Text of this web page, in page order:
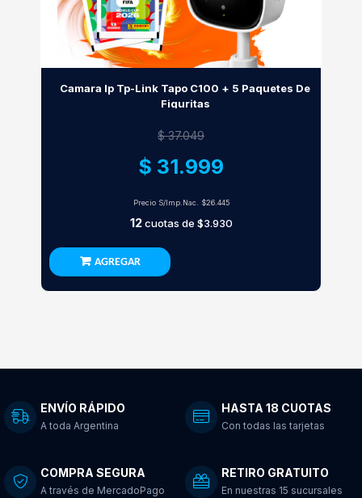
Camara Ip Tp-Link Tapo C100 + 5 Paquetes De
Figuritas
$ 37.049
$ 31.999
Precio S/Imp.Nac. $26.445
12cuotas de $3.930
AGREGAR
ENVÍO RÁPIDO
A toda Argentina
HASTA 18 CUOTAS
Con todas las tarjetas
COMPRA SEGURA
A través de MercadoPago
RETIRO GRATUITO
En nuestras 15 sucursales